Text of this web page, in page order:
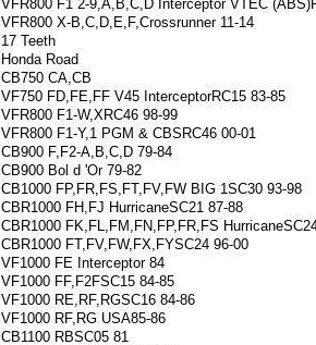
VFR800 F1 2-9,A,B,C,D Interceptor VTEC
VFR800 X-B,C,D,E,F,Crossrunner 11-14
17 Teeth
Honda Road
CB750 CA,CB
VF750 FD,FE,FF V45 InterceptorRC15 83-85
VFR800 F1-W,XRC46 98-99
VFR800 F1-Y,1 PGM & CBSRC46 00-01
CB900 F,F2-A,B,C,D 79-84
CB900 Bol d 'Or 79-82
CB1000 FP,FR,FS,FT,FV,FW BIG 1SC30 93-98
CBR1000 FH,FJ HurricaneSC21 87-88
CBR1000 FK,FL,FM,FN,FP,FR,FS
CBR1000 FT,FV,FW,FX,FYSC24 96-00
VF1000 FE Interceptor 84
VF1000 FF,F2FSC15 84-85
VF1000 RE,RF,RGSC16 84-86
VF1000 RF,RG USA85-86
CB1100 RBSC05 81